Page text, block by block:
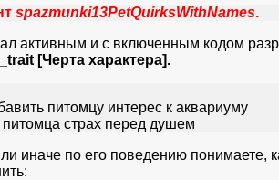
spazmunki13PetQuirksWithNames.
активным и с включенным кодом
[Черта характера].
питомцу интерес к аквариуму
страх перед душем
по его поведению понимаете,